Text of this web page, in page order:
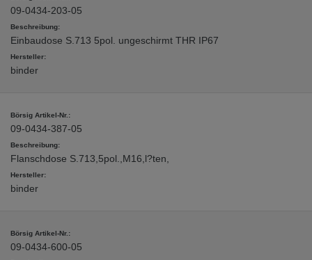
09-0434-203-05
Einbaudose S.713 5pol. ungeschirmt THR IP67
binder
09-0434-387-05
Flanschdose S.713,5pol.,M16,l?ten,
binder
09-0434-600-05